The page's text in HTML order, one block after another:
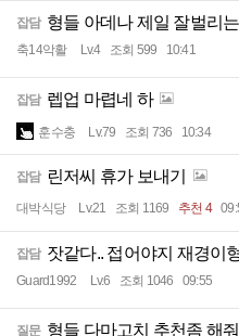
잡담 형들 아데나 제일 잘벌리
축14악활 Lv.4 조회 599 10:41
잡담 렙업 마렵네 하
훈수충 Lv.79 조회 736 10:34
잡담 린저씨 휴가 보내기
대박식당 Lv.21 조회 1169 추천 4
잡담 잣같다.. 접어야지 재경이
Guard1992 Lv.6 조회 1046 09:55
질문 형들 다마고치 추천좀 해